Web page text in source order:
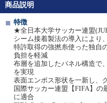
商品説明
特徴
★全日本大学サッカー連盟
シーム接着製法の導入により
特許取得の強撚糸使った独自
負担を軽減
布層を追加したパネル構造で
を実現
表面エンボス形状を一新し、
国際サッカー連盟【FIFA】の
に適合